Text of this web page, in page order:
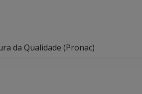
da Qualidade (Pronac)